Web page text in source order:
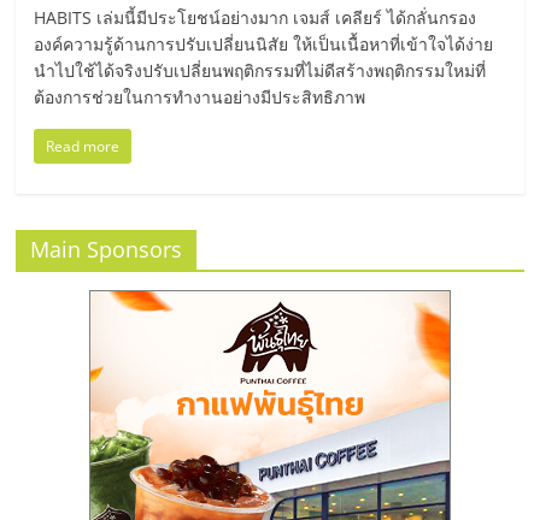
ไทย,
SMEs,
แฟ
รน
ไชส์,
ปรึกษา
แฟ
HABITS เล่มนี้มีประโยชน์อย่างมาก เจมส์ เคลียร์ ได้กลั่นกรอง
องค์ความรู้ด้านการปรับเปลี่ยนนิสัย ให้เป็นเนื้อหาที่เข้าใจได้ง่าย
นำไปใช้ได้จริงปรับเปลี่ยนพฤติกรรมที่ไม่ดีสร้างพฤติกรรมใหม่ที่
ต้องการช่วยในการทำงานอย่างมีประสิทธิภาพ
Read more
Main Sponsors